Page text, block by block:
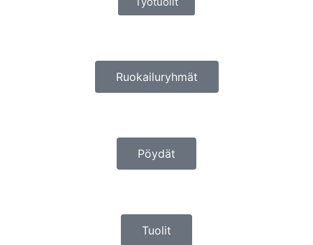
Ruokailuryhmät
Pöydät
Tuolit